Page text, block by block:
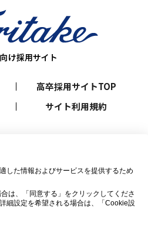
高卒採用サイトTOP
サイト利用規約
した情報およびサービスを提供するため
は、「同意する」をクリックしてくださ
細設定を希望される場合は、「Cookie設